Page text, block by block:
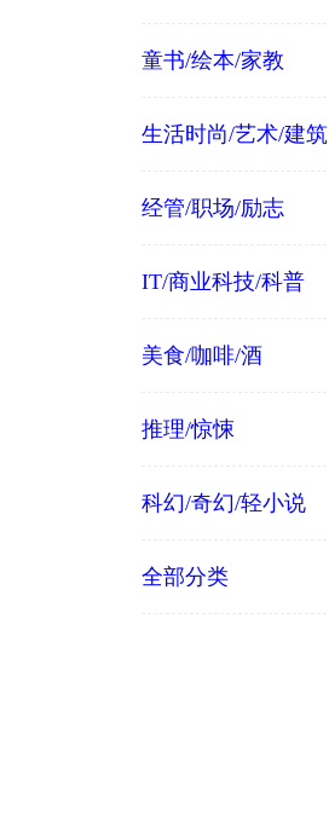
童书/绘本/家教
生活时尚/艺术/建筑
经管/职场/励志
IT/商业科技/科普
美食/咖啡/酒
推理/惊悚
科幻/奇幻/轻小说
全部分类